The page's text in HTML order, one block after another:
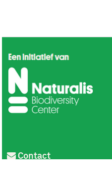
Contact